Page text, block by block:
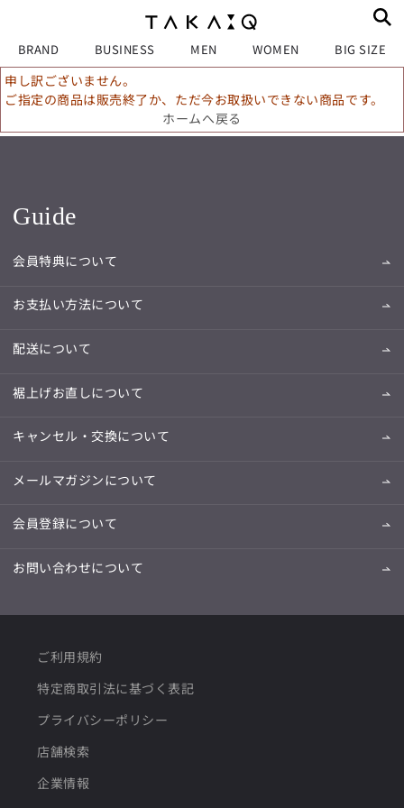
BRAND BUSINESS MEN WOMEN BIG SIZE
申し訳ございません。
ご指定の商品は販売終了か、ただ今お取扱いできない商品です。
ホームへ戻る
Guide
会員特典について
お支払い方法について
配送について
裾上げお直しについて
キャンセル・交換について
メールマガジンについて
会員登録について
お問い合わせについて
ご利用規約
特定商取引法に基づく表記
プライバシーポリシー
店舗検索
企業情報